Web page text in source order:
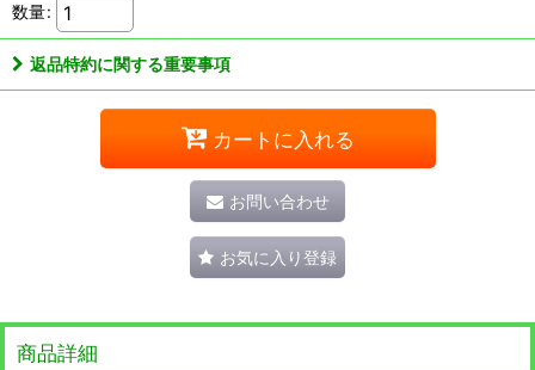
数量:
返品特約に関する重要事項
カートに入れる
お問い合わせ
お気に入り登録
商品詳細